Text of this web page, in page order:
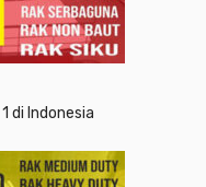
di Indonesia